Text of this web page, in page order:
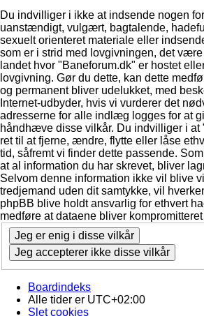
Du indvilliger i ikke at indsende nogen
uanstændigt, vulgært, bagtalende,
sexuelt orienteret materiale eller
som er i strid med lovgivningen, det
landet hvor "Baneforum.dk" er hostet
lovgivning. Gør du dette, kan dette
og permanent bliver udelukket, med
Internet-udbyder, hvis vi vurderer det
adresserne for alle indlæg logges for at
håndhæve disse vilkår. Du indvilliger i at
ret til at fjerne, ændre, flytte eller låse
tid, såfremt vi finder dette passende.
at al information du har skrevet, bliver
Selvom denne information ikke vil blive
tredjemand uden dit samtykke, vil
phpBB blive holdt ansvarlig for ethvert
medføre at dataene bliver kompromitteret
Boardindeks
Alle tider er UTC+02:00
Slet cookies